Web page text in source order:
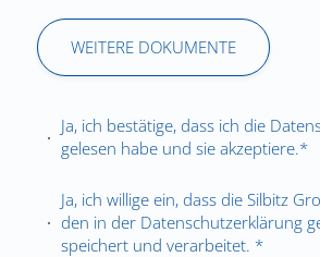
WEITERE DOKUMENTE
Ja, ich bestätige, dass ich die
gelesen habe und sie akzeptiere.*
Ja, ich willige ein, dass die Silbitz
den in der Datenschutzerklärung
speichert und verarbeitet. *